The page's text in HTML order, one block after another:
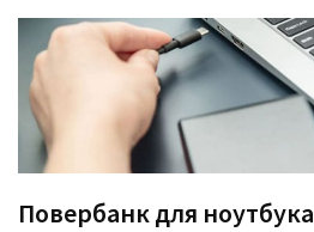
Повербанк для ноутбука